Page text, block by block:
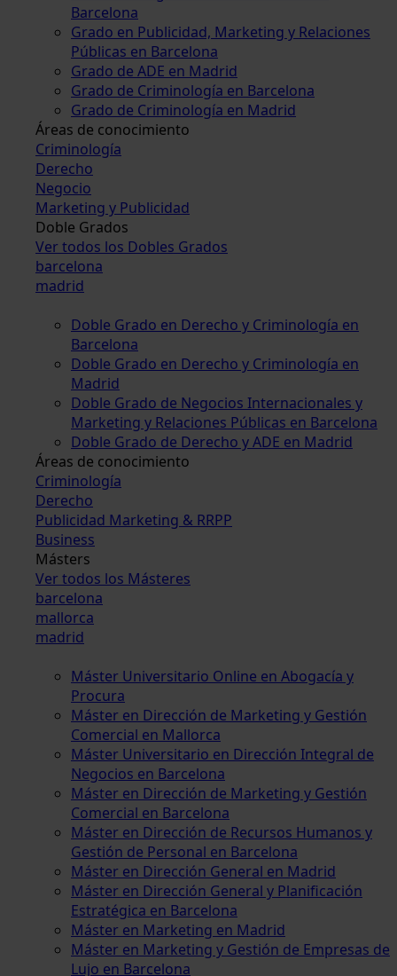
Barcelona
Grado en Publicidad, Marketing y Relaciones
Públicas en Barcelona
Grado de ADE en Madrid
Grado de Criminología en Barcelona
Grado de Criminología en Madrid
Áreas de conocimiento
Criminología
Derecho
Negocio
Marketing y Publicidad
Doble Grados
Ver todos los Dobles Grados
barcelona
madrid
Doble Grado en Derecho y Criminología en
Barcelona
Doble Grado en Derecho y Criminología en
Madrid
Doble Grado de Negocios Internacionales y
Marketing y Relaciones Públicas en Barcelona
Doble Grado de Derecho y ADE en Madrid
Áreas de conocimiento
Criminología
Derecho
Publicidad Marketing & RRPP
Business
Másters
Ver todos los Másteres
barcelona
mallorca
madrid
Máster Universitario Online en Abogacía y
Procura
Máster en Dirección de Marketing y Gestión
Comercial en Mallorca
Máster Universitario en Dirección Integral de
Negocios en Barcelona
Máster en Dirección de Marketing y Gestión
Comercial en Barcelona
Máster en Dirección de Recursos Humanos y
Gestión de Personal en Barcelona
Máster en Dirección General en Madrid
Máster en Dirección General y Planificación
Estratégica en Barcelona
Máster en Marketing en Madrid
Máster en Marketing y Gestión de Empresas de
Lujo en Barcelona